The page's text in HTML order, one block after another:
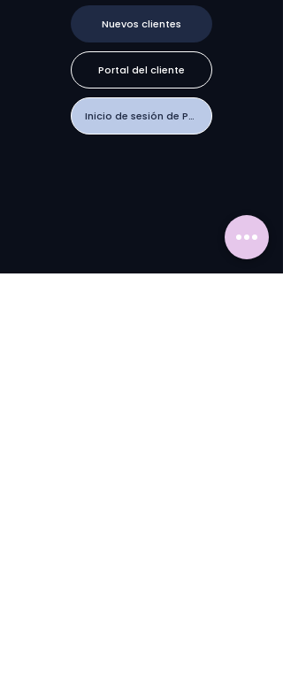
Nuevos clientes
Portal del cliente
Inicio de sesión de PTRG